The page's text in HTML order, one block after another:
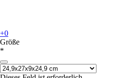
+0
Größe
*